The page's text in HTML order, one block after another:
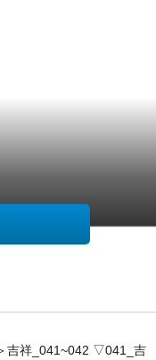
吉祥_041~042 ▽041_吉